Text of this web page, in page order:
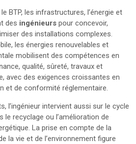
BTP, les infrastructures, l’énergie et
des ingénieurs pour concevoir,
des installations complexes.
les énergies renouvelables et
mobilisent des compétences en
qualité, sûreté, travaux et
avec des exigences croissantes en
et de conformité réglementaire.
l’ingénieur intervient aussi sur le cycle
le recyclage ou l’amélioration de
La prise en compte de la
la vie et de l’environnement figure